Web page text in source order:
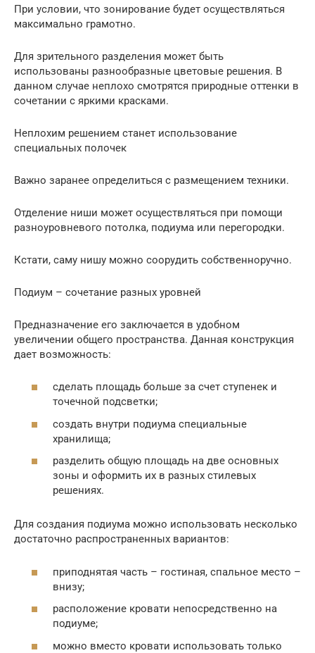
При условии, что зонирование будет осуществляться
максимально грамотно.
Для зрительного разделения может быть
использованы разнообразные цветовые решения. В
данном случае неплохо смотрятся природные оттенки в
сочетании с яркими красками.
Неплохим решением станет использование
специальных полочек
Важно заранее определиться с размещением техники.
Отделение ниши может осуществляться при помощи
разноуровневого потолка, подиума или перегородки.
Кстати, саму нишу можно соорудить собственноручно.
Подиум – сочетание разных уровней
Предназначение его заключается в удобном
увеличении общего пространства. Данная конструкция
дает возможность:
сделать площадь больше за счет ступенек и
точечной подсветки;
создать внутри подиума специальные
хранилища;
разделить общую площадь на две основных
зоны и оформить их в разных стилевых
решениях.
Для создания подиума можно использовать несколько
достаточно распространенных вариантов:
приподнятая часть – гостиная, спальное место –
внизу;
расположение кровати непосредственно на
подиуме;
можно вместо кровати использовать только